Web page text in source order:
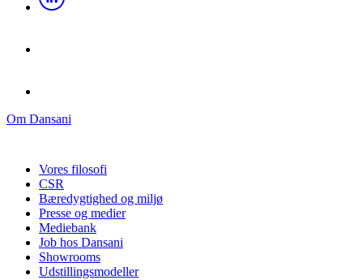
Om Dansani
Vores filosofi
CSR
Bæredygtighed og miljø
Presse og medier
Mediebank
Job hos Dansani
Showrooms
Udstillingsmodeller